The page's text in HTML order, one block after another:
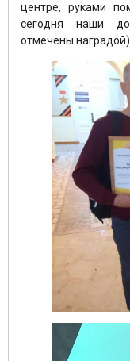
центре, руками
сегодня наши
отмечены наградой)